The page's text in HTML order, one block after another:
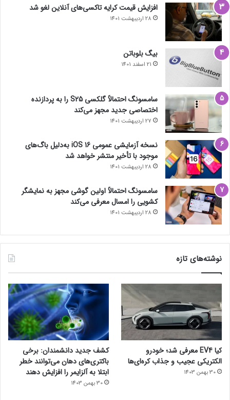
افزایش قیمت کرایه تاکسی‌های آنلاین لغو شد
28 اردیبهشت 1401
بیگ بلوباتن
21 اسفند 1401
سامسونگ احتمالاً گلکسی S25 را به پردازنده
اختصاصی جدید مجهز می‌کند
27 اردیبهشت 1401
نسخه آزمایشی عمومی iOS 16 به‌دلیل باگ‌های
موجود با تأخیر منتشر خواهد شد
28 اردیبهشت 1401
سامسونگ احتمالاً اولین گوشی مجهز به نمایشگر
کشویی را امسال معرفی می‌کند
28 اردیبهشت 1401
نوشته‌های تازه
کیا EV4 معرفی شد؛ خودرو
الکتریکی عجیب و جذاب کره‌ای‌ها
30 بهمن 1403
کشف جدید دانشمندان: برخی
باکتری‌های دهان می‌توانند خطر
ابتلا به آلزایمر را افزایش دهند
30 بهمن 1403